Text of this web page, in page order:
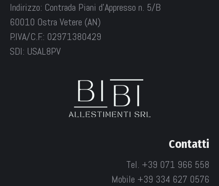
Indirizzo: Contrada Piani d'Appresso n. 5/B
60010 Ostra Vetere (AN)
P.IVA/C.F.: 02971380429
SDI: USAL8PV
Contatti
Tel. +39 071 966 558
Mobile +39 334 627 0576